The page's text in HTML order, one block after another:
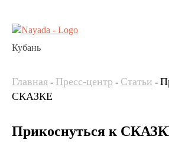
Кубань
Главная - Пресс-центр - Статьи -
СКАЗКЕ
Прикоснуться к